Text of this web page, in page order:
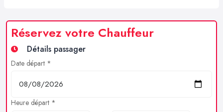
Réservez votre Chauffeur
Détails passager
Date départ *
Heure départ *